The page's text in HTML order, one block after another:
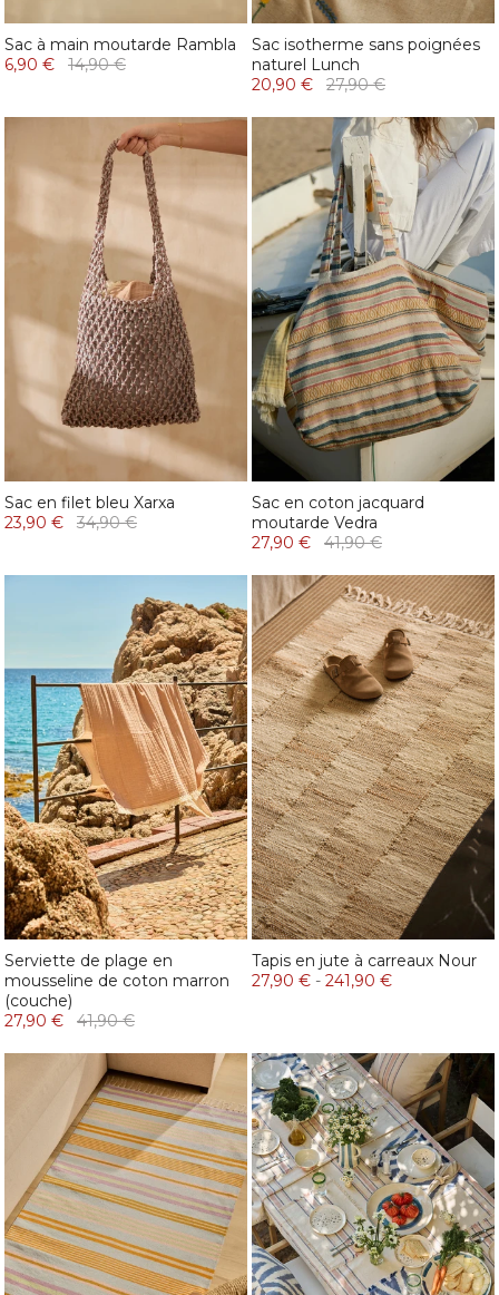
Sac à main moutarde Rambla
6,90 €
14,90 €
Sac isotherme sans poignées
naturel Lunch
20,90 €
27,90 €
Sac en filet bleu Xarxa
23,90 €
34,90 €
Sac en coton jacquard
moutarde Vedra
27,90 €
41,90 €
Serviette de plage en
mousseline de coton marron
(couche)
27,90 €
41,90 €
Tapis en jute à carreaux Nour
27,90 € - 241,90 €